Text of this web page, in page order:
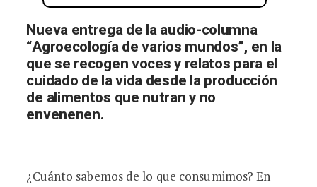
Nueva entrega de la audio-columna
“Agroecología de varios mundos”, en la
que se recogen voces y relatos para el
cuidado de la vida desde la producción
de alimentos que nutran y no
envenenen.
¿Cuánto sabemos de lo que consumimos? En